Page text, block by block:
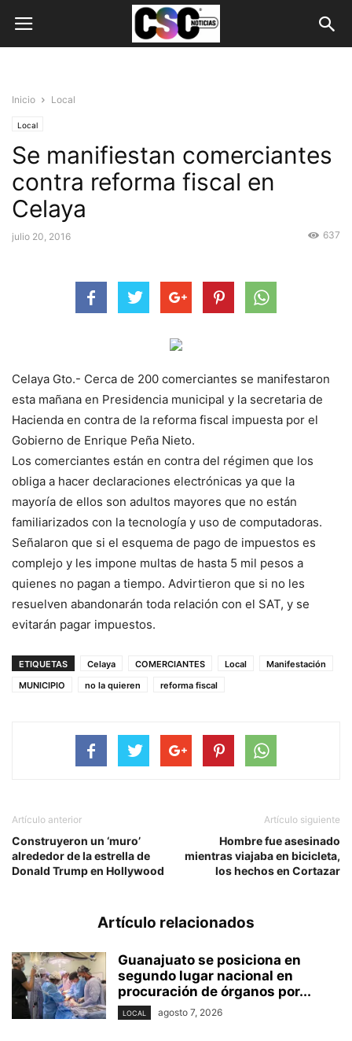
Inicio Local
Local
Se manifiestan comerciantes
contra reforma fiscal en
Celaya
julio 20, 2016 637
Celaya Gto.- Cerca de 200 comerciantes se manifestaron
esta mañana en Presidencia municipal y la secretaria de
Hacienda en contra de la reforma fiscal impuesta por el
Gobierno de Enrique Peña Nieto.
Los comerciantes están en contra del régimen que los
obliga a hacer declaraciones electrónicas ya que la
mayoría de ellos son adultos mayores que no están
familiarizados con la tecnología y uso de computadoras.
Señalaron que si el esquema de pago de impuestos es
complejo y les impone multas de hasta 5 mil pesos a
quienes no pagan a tiempo. Advirtieron que si no les
resuelven abandonarán toda relación con el SAT, y se
evitarán pagar impuestos.
ETIQUETAS Celaya COMERCIANTES Local
Manifestación
MUNICIPIO
no la quieren reforma fiscal
Artículo anterior
Construyeron un ‘muro’
alrededor de la estrella de
Donald Trump en Hollywood
Artículo siguiente
Hombre fue asesinado
mientras viajaba en bicicleta,
los hechos en Cortazar
Artículo relacionados
Guanajuato se posiciona en
segundo lugar nacional en
procuración de órganos por...
LOCAL agosto 7, 2026